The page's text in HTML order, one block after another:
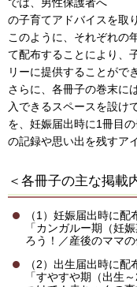
の子育てアドバイスを取
このように、それぞれの
て配布することにより、
リーに提供することがで
さらに、各冊子の巻末に
入できるスペースを設け
を、妊娠届出時に1冊目
の記録や思い出を残すア
＜各冊子の主な掲載
（1）妊娠届出時に配
「カンガルー期（妊
ろう！／産後のママ
（2）出生届出時に配
「すやすや期（出生